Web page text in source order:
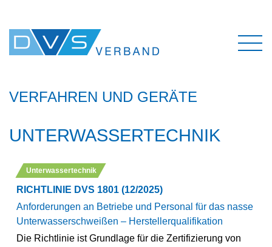
VERFAHREN UND GERÄTE
UNTERWASSERTECHNIK
Unterwassertechnik
RICHTLINIE DVS 1801 (12/2025)
Anforderungen an Betriebe und Personal für das nasse
Unterwasserschweißen – Herstellerqualifikation
Die Richtlinie ist Grundlage für die Zertifizierung von